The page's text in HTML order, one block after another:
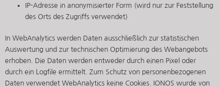
IP-Adresse in anonymisierter Form (wird nur zur Feststellung
des Orts des Zugriffs verwendet)
In WebAnalytics werden Daten ausschließlich zur statistischen
Auswertung und zur technischen Optimierung des Webangebots
erhoben. Die Daten werden entweder durch einen Pixel oder
durch ein Logfile ermittelt. Zum Schutz von personenbezogenen
Daten verwendet WebAnalytics keine Cookies. IONOS wurde von